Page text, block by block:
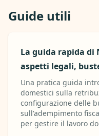
Guide utili
La guida rapida di
aspetti legali,
Una pratica guida
domestici sulla
configurazione delle
sull'adempimento
per gestire il lavoro